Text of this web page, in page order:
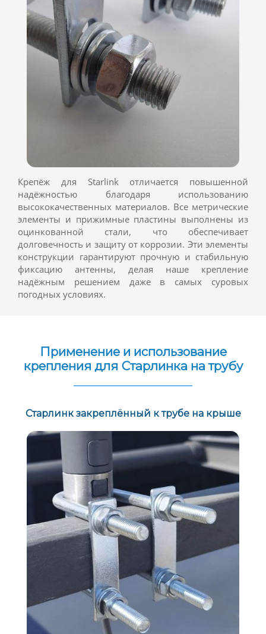
Крепёж для Starlink отличается повышенной
надёжностью благодаря использованию
высококачественных материалов. Все метрические
элементы и прижимные пластины выполнены из
оцинкованной стали, что обеспечивает
долговечность и защиту от коррозии. Эти элементы
конструкции гарантируют прочную и стабильную
фиксацию антенны, делая наше крепление
надёжным решением даже в самых суровых
погодных условиях.
Применение и использование
крепления для Старлинка на трубу
Старлинк закреплённый к трубе на крыше